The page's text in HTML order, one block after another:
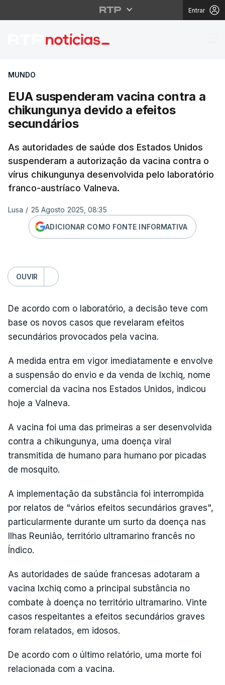
Entrar
EUA suspenderam
MUNDO
EUA suspenderam vacina contra a
chikungunya devido a efeitos
secundários
As autoridades de saúde dos Estados Unidos
suspenderam a autorização da vacina contra o
vírus chikungunya desenvolvida pelo laboratório
franco-austríaco Valneva.
Lusa / 25 Agosto 2025, 08:35
ADICIONAR COMO FONTE INFORMATIVA
OUVIR
De acordo com o laboratório, a decisão teve com
base os novos casos que revelaram efeitos
secundários provocados pela vacina.
A medida entra em vigor imediatamente e envolve
a suspensão do envio e da venda de Ixchiq, nome
comercial da vacina nos Estados Unidos, indicou
hoje a Valneva.
A vacina foi uma das primeiras a ser desenvolvida
contra a chikungunya, uma doença viral
transmitida de humano para humano por picadas
de mosquito.
A implementação da substância foi interrompida
por relatos de "vários efeitos secundários graves",
particularmente durante um surto da doença nas
Ilhas Reunião, território ultramarino francês no
Índico.
As autoridades de saúde francesas adotaram a
vacina Ixchiq como a principal substância no
combate à doença no território ultramarino. Vinte
casos respeitantes a efeitos secundários graves
foram relatados, em idosos.
De acordo com o último relatório, uma morte foi
relacionada com a vacina.